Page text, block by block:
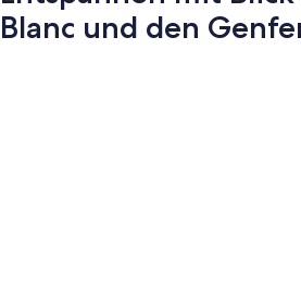
Blanc und den